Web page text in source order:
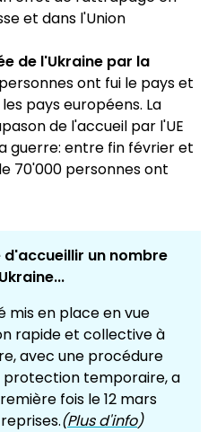
et dans l'Union
de l'Ukraine par la
ont fui le pays et
pays européens. La
de l'accueil par l'UE
guerre: entre fin février et
70'000 personnes ont
d'accueillir un nombre
mis en place en vue
rapide et collective à
avec une procédure
protection temporaire, a
fois le 12 mars
(Plus d'info)